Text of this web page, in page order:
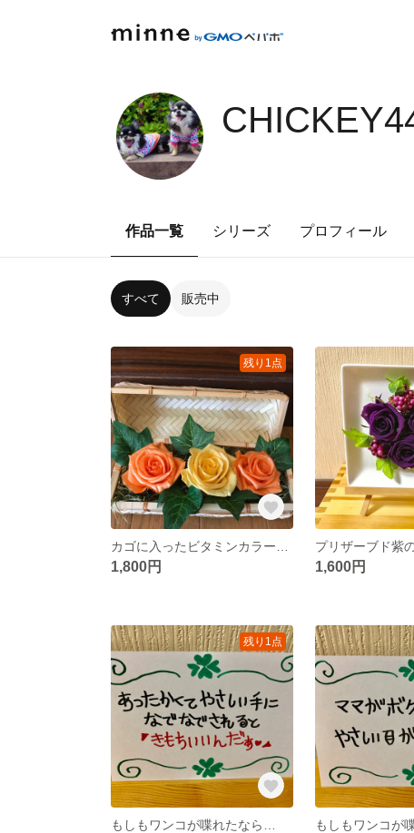
作品一覧 シリーズ プロフィール
すべて 販売中
残り1点
1,800円 1,600円
残り1点
もしもワンコが喋れたなら… もしもワンコが